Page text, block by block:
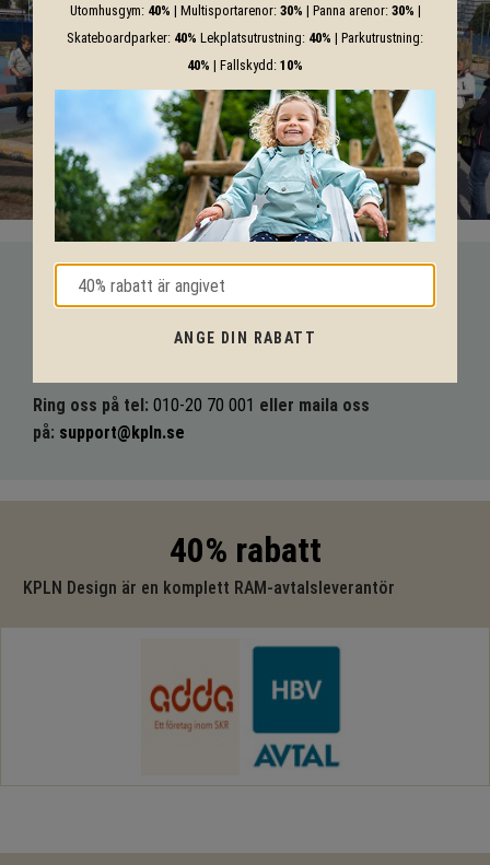
VI HJÄLPER DIG HELA VÄGEN!
Med vår mångåriga kunskap från produkter till säkerhet och
Ring oss på tel: 010-20 70 001 eller maila oss
på: support@kpln.se
40% rabatt
KPLN Design är en komplett RAM-avtalsleverantör
Utomhusgym: 40% | Multisportarenor: 30% | Panna arenor: 30% |
Skateboardparker: 40% Lekplatsutrustning: 40% | Parkutrustning:
40% | Fallskydd: 10%
ANGE DIN RABATT